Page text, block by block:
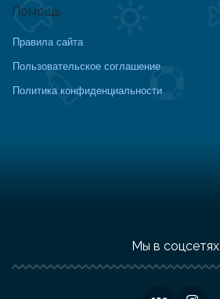
Помощь
Правила сайта
Пользовательское соглашение
Политика конфиденциальности
Мы в соцсетях